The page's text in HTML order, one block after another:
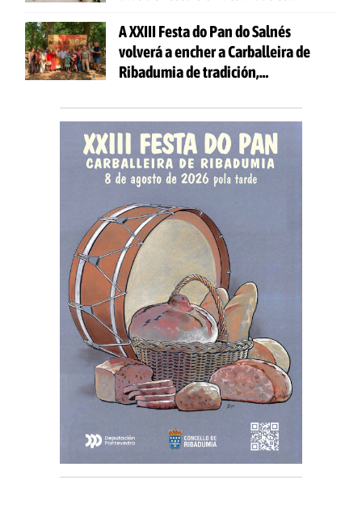
A XXIII Festa do Pan do Salnés
volverá a encher a Carballeira de
Ribadumia de tradición,
todas as idades